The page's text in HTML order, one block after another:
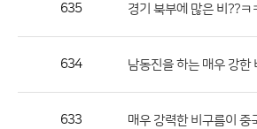
록
635 경기 북부에 많은 비??ㅋ
634 남동진을 하는 매우 강한
633 매우 강력한 비구름이 중